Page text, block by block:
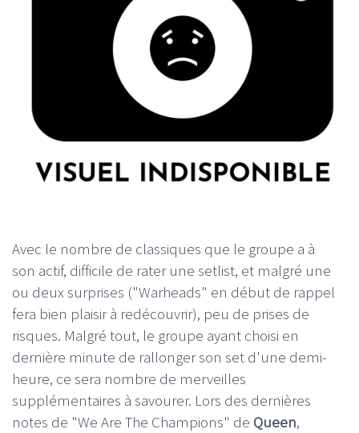
Avec le nombre de classiques que le groupe a à
son actif, difficile de rater une setlist, et malgré une
ou deux surprises ("Warheads" en début de rappel
fera bien plaisir à redécouvrir), peu de prises de
risques. Malgré tout, le groupe ayant choisi en
dernière minute de rallonger son set d'une demi-
heure, ce sera nombre de merveilles
supplémentaires à savourer. Lors des dernières
notes de "We Are The Champions" de Queen,